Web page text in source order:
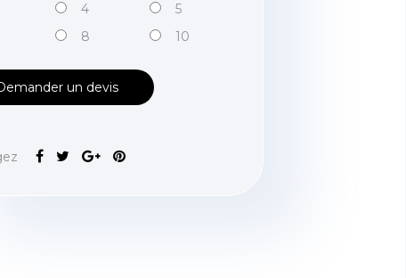
4
5
8 10
un devis